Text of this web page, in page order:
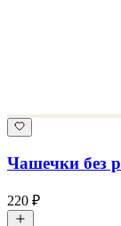
Чашечки без
220 ₽